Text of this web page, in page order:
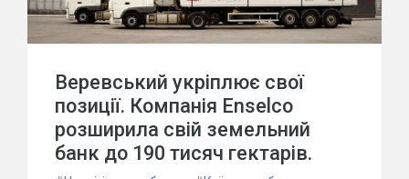
Веревський укріплює свої
позиції. Компанія Enselco
розширила свій земельний
банк до 190 тисяч гектарів.